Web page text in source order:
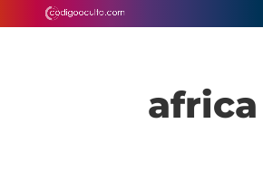
africa